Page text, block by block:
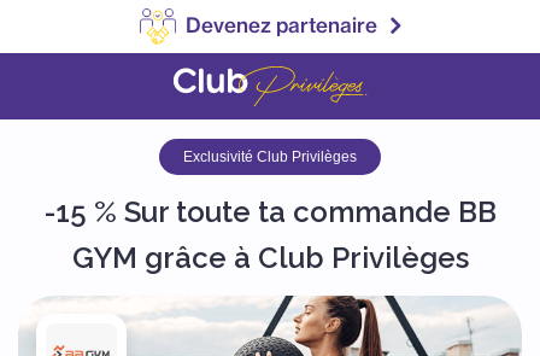
Devenez partenaire
Exclusivité Club Privilèges
-15 % Sur toute ta commande BB
GYM grâce à Club Privilèges